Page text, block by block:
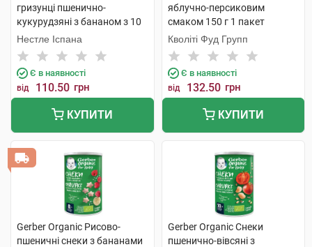
гризунці пшенично-
кукурудзяні з бананом з 10
місяців 28 г 1 пачка
Нестле Іспана
Є в наявності
від 110.50 грн
КУПИТИ
яблучно-персиковим
смаком 150 г 1 пакет
Кволіті Фуд Групп
Є в наявності
від 132.50 грн
КУПИТИ
Gerber Organic Рисово-
пшеничні снеки з бананами
Gerber Organic Снеки
пшенично-вівсяні з